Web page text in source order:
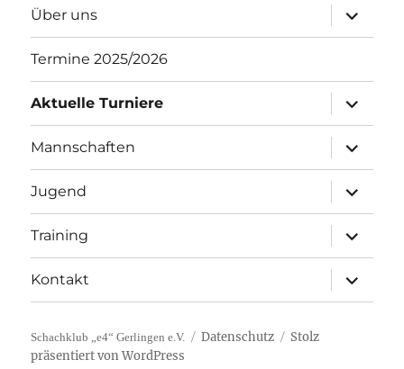
Über uns
öffnen
Termine 2025/2026
Aktuelle Turniere
öffnen
Mannschaften
öffnen
Jugend
öffnen
Training
öffnen
Kontakt
öffnen
Schachklub „e4“ Gerlingen e.V. Datenschutz
Stolz
präsentiert von WordPress